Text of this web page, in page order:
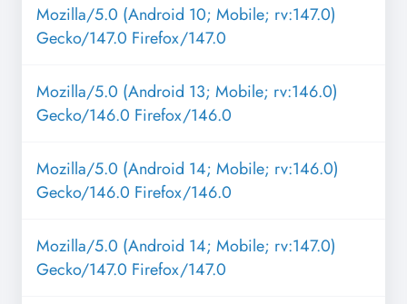
Mozilla/5.0 (Android 10; Mobile; rv:147.0)
Gecko/147.0 Firefox/147.0
Mozilla/5.0 (Android 13; Mobile; rv:146.0)
Gecko/146.0 Firefox/146.0
Mozilla/5.0 (Android 14; Mobile; rv:146.0)
Gecko/146.0 Firefox/146.0
Mozilla/5.0 (Android 14; Mobile; rv:147.0)
Gecko/147.0 Firefox/147.0